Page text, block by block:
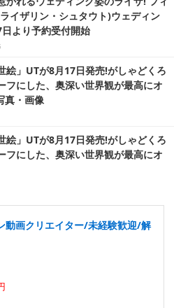
イザリン・シュタウト)ウェディン
より予約受付開始
絵」UTが8月17日発売!がしゃどくろ
フにした、奥深い世界観が最高にオ
真・画像
絵」UTが8月17日発売!がしゃどくろ
フにした、奥深い世界観が最高にオ
動画クリエイター/未経験歓迎/解